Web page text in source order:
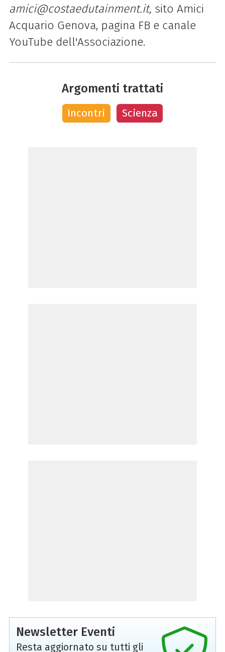
amici@costaedutainment.it, sito Amici
Acquario Genova, pagina FB e canale
YouTube dell'Associazione.
Argomenti trattati
Incontri Scienza
Newsletter Eventi
Resta aggiornato su tutti gli